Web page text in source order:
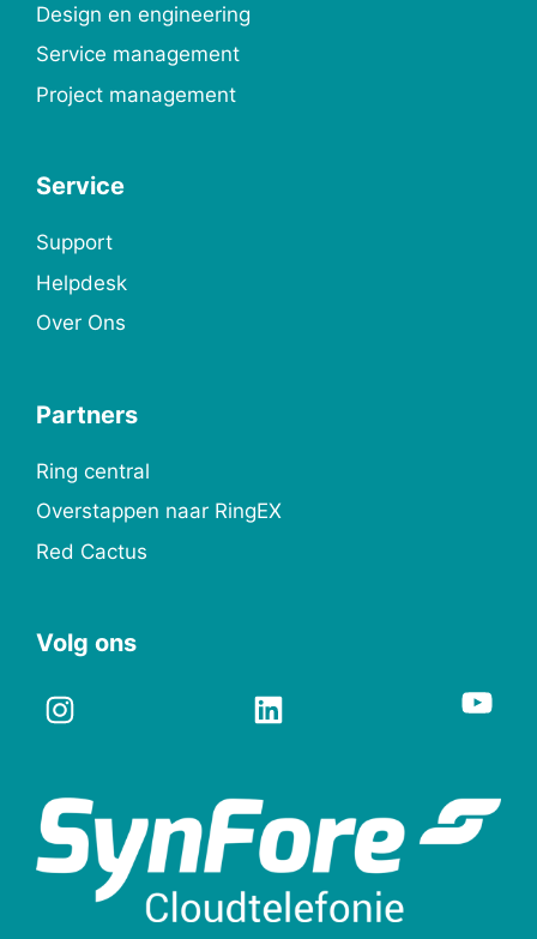
Design en engineering
Service management
Project management
Service
Support
Helpdesk
Over Ons
Partners
Ring central
Overstappen naar RingEX
Red Cactus
Volg ons
Instagram LinkedIn